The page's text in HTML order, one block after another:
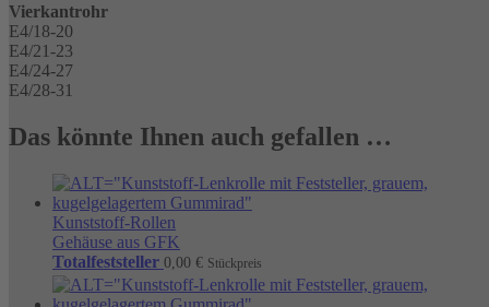
Vierkantrohr
E4/18-20
E4/21-23
E4/24-27
E4/28-31
Das könnte Ihnen auch gefallen …
Kunststoff-Rollen
Gehäuse aus GFK
Totalfeststeller 0,00 € Stückpreis